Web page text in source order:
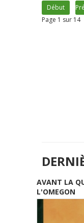
Début
Page 1 sur 14
AVANT LA
L'OMEGON